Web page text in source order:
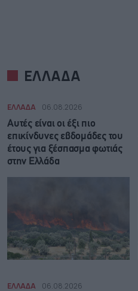
ΕΛΛΑΔΑ
ΕΛΛΑΔΑ 06.08.2026
Αυτές είναι οι έξι πιο
επικίνδυνες εβδομάδες του
έτους για ξέσπασμα φωτιάς
στην Ελλάδα
ΕΛΛΑΔΑ 06.08.2026